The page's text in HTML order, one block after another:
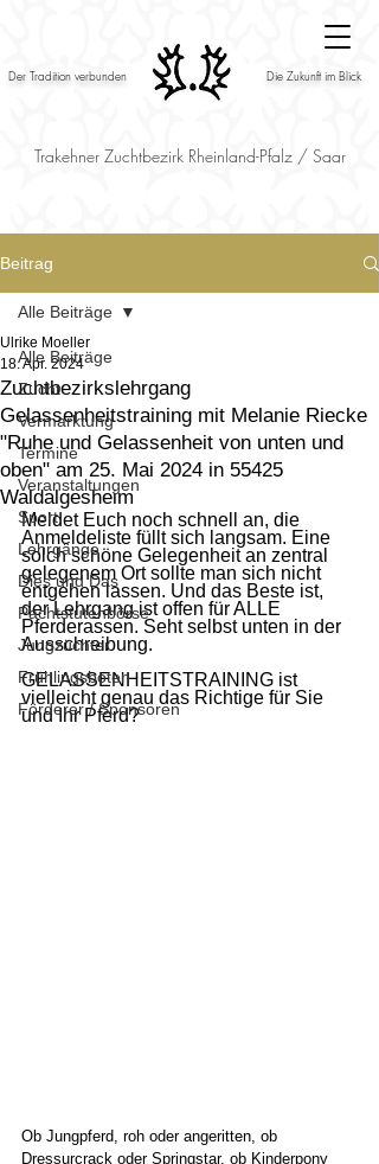
Der Tradition verbunden Die Zukunft im Blick
Trakehner Zuchtbezirk Rheinland-Pfalz / Saar
Beitrag
Alle Beiträge
Zucht
Vermarktung
Termine
Veranstaltungen
Sport
Lehrgänge
Dies und Das
Pachtstutenbörse
Jungzüchter
Frühlingsboten
Förderer / Sponsoren
Alle Beiträge
Zuchtbezirkslehrgang
Gelassenheitstraining mit Melanie Riecke
"Ruhe und Gelassenheit von unten und
oben" am 25. Mai 2024 in 55425
Waldalgesheim
Ulrike Moeller
18. Apr. 2024
Meldet Euch noch schnell an, die
Anmeldeliste füllt sich langsam. Eine
solch schöne Gelegenheit an zentral
gelegenem Ort sollte man sich nicht
entgehen lassen. Und das Beste ist,
der Lehrgang ist offen für ALLE
Pferderassen. Seht selbst unten in der
Ausschreibung.
GELASSENHEITSTRAINING ist
vielleicht genau das Richtige für Sie
und Ihr Pferd?
Ob Jungpferd, roh oder angeritten, ob
Dressurcrack oder Springstar, ob Kinderpony